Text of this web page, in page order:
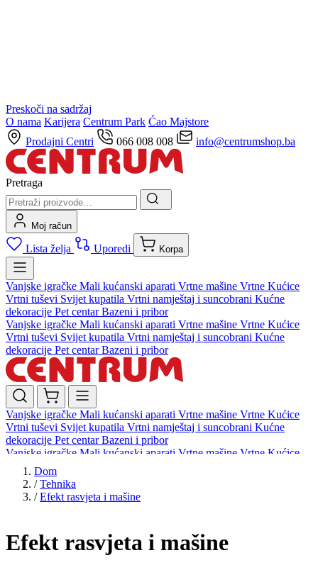
Preskoči na sadržaj
O nama Karijera Centrum Park Ćao Majstore
Prodajni Centri
066 008 008 info@centrumshop.ba
Pretraga
Moj račun
Lista želja Uporedi Korpa
Vanjske igračke Mali kućanski aparati Vrtne mašine Vrtne Kućice
Vrtni tuševi Svijet kupatila Vrtni namještaj i suncobrani Kućne
dekoracije Pet centarBazeni i pribor
Vanjske igračke Mali kućanski aparati Vrtne mašine Vrtne Kućice
Vrtni tuševi Svijet kupatila Vrtni namještaj i suncobrani Kućne
dekoracije Pet centarBazeni i pribor
Vanjske igračke Mali kućanski aparati Vrtne mašine Vrtne Kućice
Vrtni tuševi Svijet kupatila Vrtni namještaj i suncobrani Kućne
dekoracije Pet centarBazeni i pribor
Vanjske igračke Mali kućanski aparati Vrtne mašine Vrtne Kućice
Vrtni tuševi
dekoracijePet centar
Dom
/ Tehnika
/ Efekt rasvjeta i mašine
Efekt rasvjeta i mašine